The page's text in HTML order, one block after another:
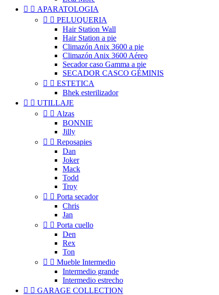
  APARATOLOGIA
  PELUQUERIA
Hair Station Wall
Hair Station a pie
Climazón Anix 3600 a pie
Climazón Anix 3600 Aéreo
Secador caso Gamma a pie
SECADOR CASCO GÉMINIS
  ESTETICA
Bhek esterilizador
  UTILLAJE
  Alzas
BONNIE
Jilly
  Reposapies
Dan
Joker
Mack
Todd
Troy
  Porta secador
Chris
Jan
  Porta cuello
Den
Rex
Ton
  Mueble Intermedio
Intermedio grande
Intermedio estrecho
  GARAGE COLLECTION